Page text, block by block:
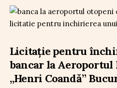
Licitație pentru
bancar la
„Henri Coandă”